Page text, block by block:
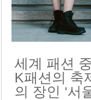
세계 패션
K패션의 축
의 장인 ‘서